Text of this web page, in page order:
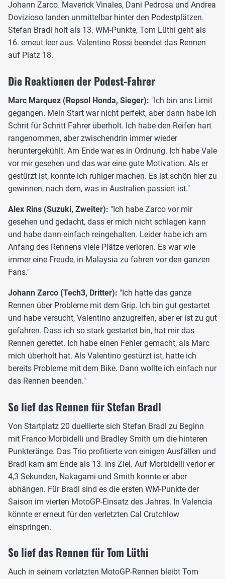
Johann Zarco. Maverick Vinales, Dani Pedrosa und Andrea
Dovizioso landen unmittelbar hinter den Podestplätzen.
Stefan Bradl holt als 13. WM-Punkte, Tom Lüthi geht als
16. erneut leer aus. Valentino Rossi beendet das Rennen
auf Platz 18.
Die Reaktionen der Podest-Fahrer
Marc Marquez (Repsol Honda, Sieger): "Ich bin ans Limit
gegangen. Mein Start war nicht perfekt, aber dann habe ich
Schrit für Schritt Fahrer überholt. Ich habe den Reifen hart
rangenommen, aber zwischendrin immer wieder
heruntergekühlt. Am Ende war es in Ordnung. Ich habe Vale
vor mir gesehen und das war eine gute Motivation. Als er
gestürzt ist, konnte ich ruhiger machen. Es ist schön hier zu
gewinnen, nach dem, was in Australien passiert ist."
Alex Rins (Suzuki, Zweiter): "Ich habe Zarco vor mir
gesehen und gedacht, dass er mich nicht schlagen kann
und habe dann einfach reingehalten. Leider habe ich am
Anfang des Rennens viele Plätze verloren. Es war wie
immer eine Freude, in Malaysia zu fahren vor den ganzen
Fans."
Johann Zarco (Tech3, Dritter): "Ich hatte das ganze
Rennen über Probleme mit dem Grip. Ich bin gut gestartet
und habe versucht, Valentino anzugreifen, aber er ist zu gut
gefahren. Dass ich so stark gestartet bin, hat mir das
Rennen gerettet. Ich habe einen Fehler gemacht, als Marc
mich überholt hat. Als Valentino gestürzt ist, hatte ich
bereits Probleme mit dem Bike. Dann wollte ich einfach nur
das Rennen beenden."
So lief das Rennen für Stefan Bradl
Von Startplatz 20 duellierte sich Stefan Bradl zu Beginn
mit Franco Morbidelli und Bradley Smith um die hinteren
Punkteränge. Das Trio profitierte von einigen Ausfällen und
Bradl kam am Ende als 13. ins Ziel. Auf Morbidelli verlor er
4,3 Sekunden, Nakagami und Smith konnte er aber
abhängen. Für Bradl sind es die ersten WM-Punkte der
Saison im vierten MotoGP-Einsatz des Jahres. In Valencia
könnte er erneut für den verletzten Cal Crutchlow
einspringen.
So lief das Rennen für Tom Lüthi
Auch in seinem vorletzten MotoGP-Rennen bleibt Tom